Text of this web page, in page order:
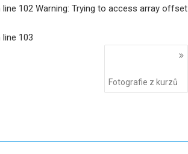
102 Warning: Trying to access array offset
103
Fotografie z kurzů